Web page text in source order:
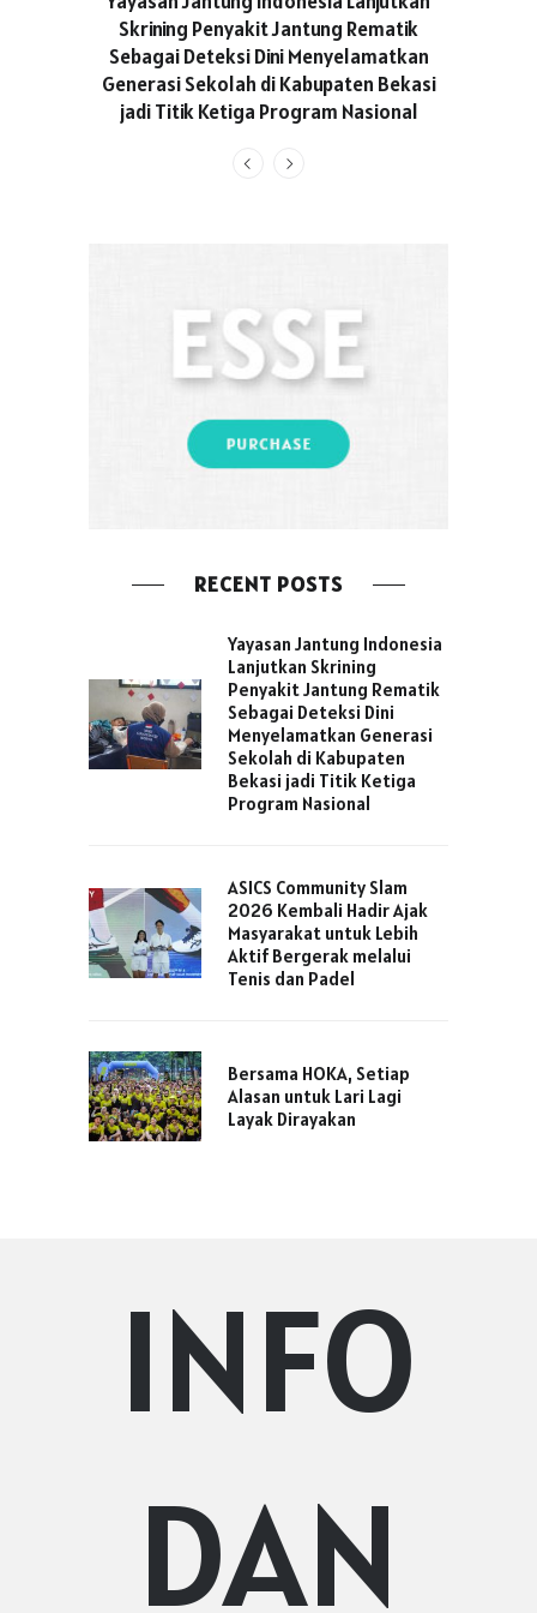
Skrining Penyakit Jantung Rematik
Sebagai Deteksi Dini Menyelamatkan
Generasi Sekolah di Kabupaten Bekasi
jadi Titik Ketiga Program Nasional
RECENT POSTS
Yayasan Jantung Indonesia
Lanjutkan Skrining
Penyakit Jantung Rematik
Sebagai Deteksi Dini
Menyelamatkan Generasi
Sekolah di Kabupaten
Bekasi jadi Titik Ketiga
Program Nasional
ASICS Community Slam
2026 Kembali Hadir Ajak
Masyarakat untuk Lebih
Aktif Bergerak melalui
Tenis dan Padel
Bersama HOKA, Setiap
Alasan untuk Lari Lagi
Layak Dirayakan
INFO
DAN